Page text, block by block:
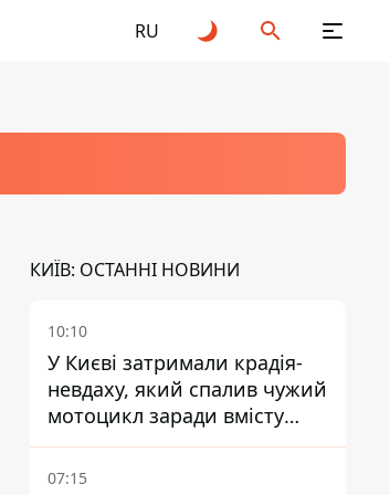
RU
КИЇВ: ОСТАННІ НОВИНИ
10:10
У Києві затримали крадія-
невдаху, який спалив чужий
мотоцикл заради вмісту
багажника
07:15